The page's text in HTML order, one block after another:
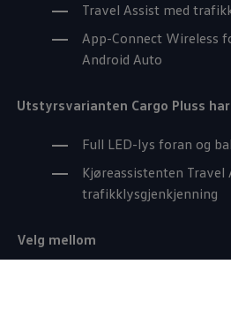
Travel Assist med
App-Connect Wireless
Android Auto
Utstyrsvarianten Cargo Pluss
Full LED-lys foran og
Kjøreassistenten Travel
trafikklysgjenkjenning
Velg mellom